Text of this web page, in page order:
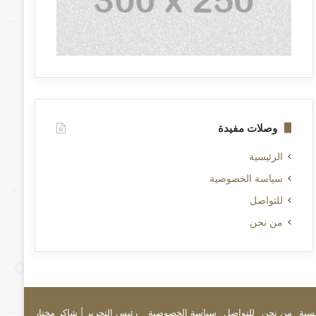
وصلات مفيدة
الرئيسية
سياسة الخصوصية
للتواصل
من نحن
رئيس التحرير | شاكر مختار من نحن للتواصل سياسة الخصوصية